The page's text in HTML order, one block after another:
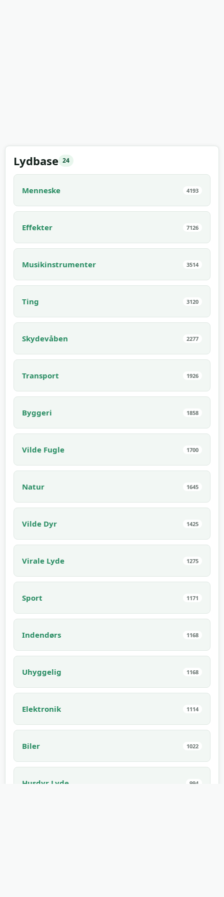
Lydbase 24
Menneske 4193
Effekter 7126
Musikinstrumenter 3514
Ting 3120
Skydevåben 2277
Transport 1926
Byggeri 1858
Vilde Fugle 1700
Natur 1645
Vilde Dyr 1425
Virale Lyde 1275
Sport 1171
Indendørs 1168
Uhyggelig 1168
Elektronik 1114
Biler 1022
Husdyr Lyde 994